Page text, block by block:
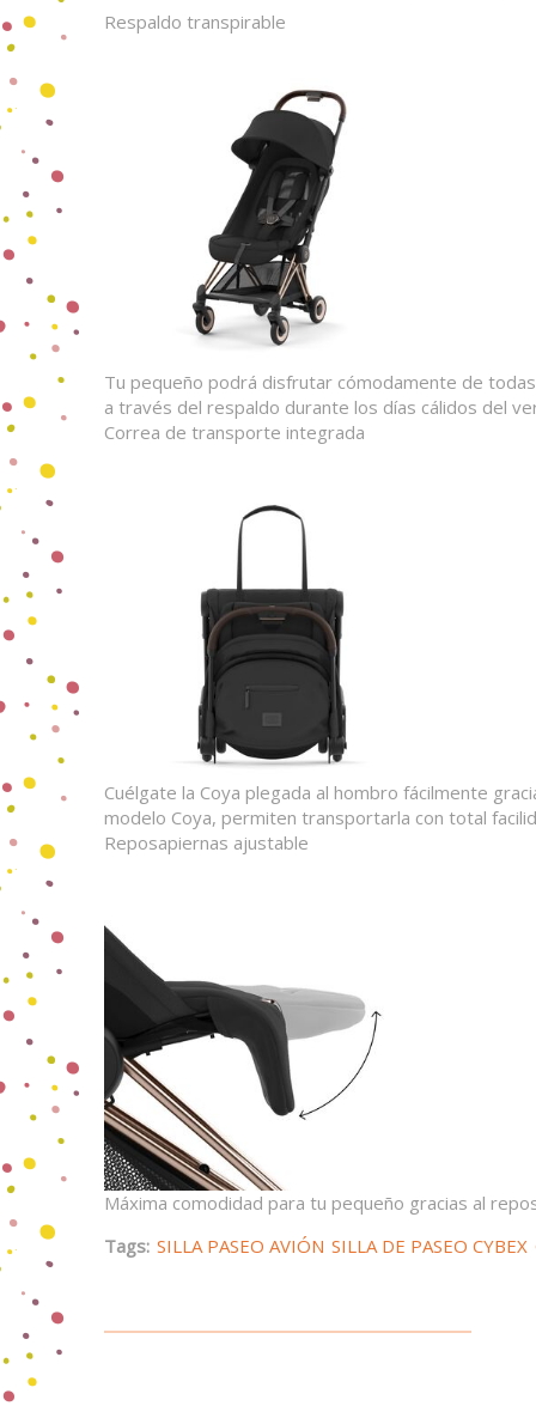
Respaldo transpirable
Tu pequeño podrá disfrutar cómodamente de
a través del respaldo durante los días cálidos del
Correa de transporte integrada
Cuélgate la Coya plegada al hombro fácilmente
modelo Coya, permiten transportarla con total
Reposapiernas ajustable
Máxima comodidad para tu pequeño gracias al
Tags: SILLA PASEO AVIÓN SILLA DE PASEO CYBEX